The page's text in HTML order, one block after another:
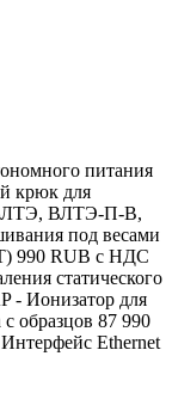
питания
крюк для
ВЛТЭ-П-В,
под весами
990 RUB с НДС
статического
- Ионизатор для
с образцов 87 990
Ethernet